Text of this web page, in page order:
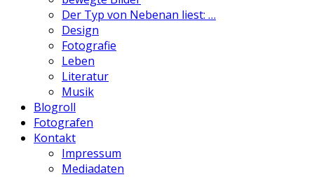
Der Typ von Nebenan liest: …
Design
Fotografie
Leben
Literatur
Musik
Blogroll
Fotografen
Kontakt
Impressum
Mediadaten